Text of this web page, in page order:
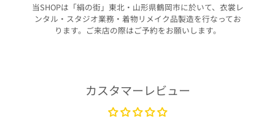
当SHOPは「絹の街」東北・山形県鶴岡市に於いて、衣裳レ
ンタル・スタジオ業務・着物リメイク品製造を行なってお
ります。ご来店の際はご予約をお願いします。
カスタマーレビュー